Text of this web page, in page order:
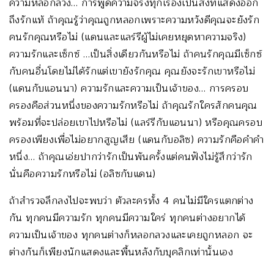
ถึงรักแท้ ถ้าคุณรู้ว่าคุณถูกหลอกเพราะความหวังดีคุณจะยังรัก
คนรักคุณหรือไม่ (แดนและแลร์รีผู้ไม่เคยหยุดหาความจริง)
ความรักและเซ็กซ์ …เป็นสิ่งเดียวกันหรือไม่ ถ้าคนรักคุณมีเซ็กซ์
กับคนอื่นโดยไม่ได้รักแต่เขายังรักคุณ คุณยังจะรักเขาหรือไม่
(แดนกับแอนนา) ความรักและความเป็นเจ้าของ… การครอบ
ครองคือส่วนหนึ่งของความรักหรือไม่ ถ้าคุณรักใครสักคนคุณ
พร้อมที่จะปล่อยเขาไปหรือไม่ (แลร์รีกับแอนนา) หรือคุณครอบ
ครองเพียงเพื่อไม่อยากสูญเสีย (แดนกับอลิซ) ความรักคือคำคำ
หนึ่ง… ถ้าคุณเอ่ยปากว่ารักเป็นพันครั้งแต่คนฟังไม่รู้สึกว่ารัก
นั่นคือความรักหรือไม่ (อลิซกับแดน)
ถ้าสำรวจลึกลงไปจะพบว่า ตัวละครทั้ง 4 คนไม่มีใครแตกต่าง
กัน ทุกคนมีความรัก ทุกคนมีความใคร่ ทุกคนต่างอยากได้
ความเป็นเจ้าของ ทุกคนต่างก็หลอกลวงและเคยถูกหลอก จะ
ต่างกันก็เพียงนักแสดงและพื้นหลังกับบุคลิกเท่านั้นเอง